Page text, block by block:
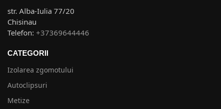
str. Alba-Iulia 77/20
Chisinau
Telefon: +37369644446
CATEGORII
Izolarea zgomotului
Autoclipsuri
Metize